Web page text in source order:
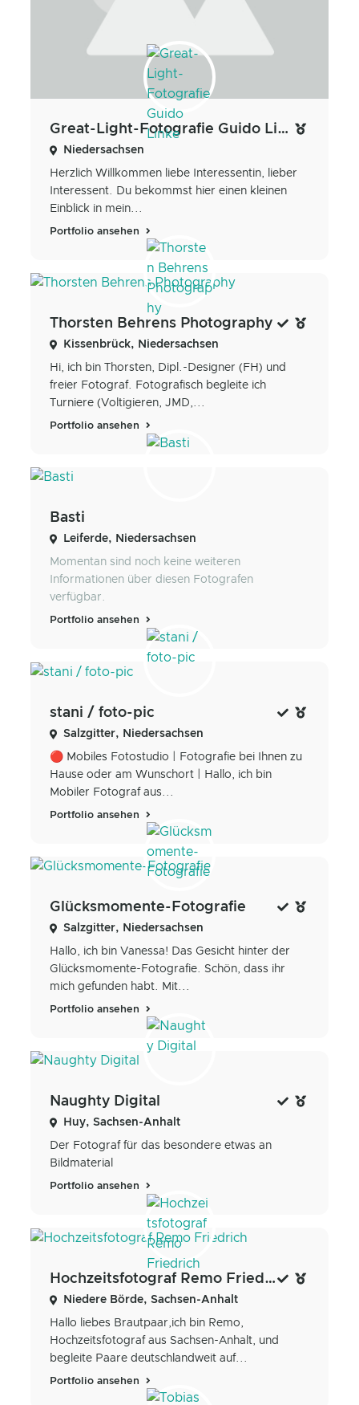
Great-Light-Fotografie Guido Linke
Niedersachsen
Herzlich Willkommen liebe Interessentin, lieber
Interessent. Du bekommst hier einen kleinen
Einblick in mein...
Portfolio ansehen
Thorsten Behrens Photography
Kissenbrück, Niedersachsen
Hi, ich bin Thorsten, Dipl.-Designer (FH) und
freier Fotograf. Fotografisch begleite ich
Turniere (Voltigieren, JMD,...
Portfolio ansehen
Basti
Leiferde, Niedersachsen
Momentan sind noch keine weiteren
Informationen über diesen Fotografen
verfügbar.
Portfolio ansehen
stani / foto-pic
Salzgitter, Niedersachsen
🔴 Mobiles Fotostudio | Fotografie bei Ihnen zu
Hause oder am Wunschort | Hallo, ich bin
Mobiler Fotograf aus...
Portfolio ansehen
Glücksmomente-Fotografie
Salzgitter, Niedersachsen
Hallo, ich bin Vanessa! Das Gesicht hinter der
Glücksmomente-Fotografie. Schön, dass ihr
mich gefunden habt. Mit...
Portfolio ansehen
Naughty Digital
Huy, Sachsen-Anhalt
Der Fotograf für das besondere etwas an
Bildmaterial
Portfolio ansehen
Hochzeitsfotograf Remo Friedrich
Niedere Börde, Sachsen-Anhalt
Hallo liebes Brautpaar, ​ ich bin Remo,
Hochzeitsfotograf aus Sachsen-Anhalt, und
begleite Paare deutschlandweit auf...
Portfolio ansehen